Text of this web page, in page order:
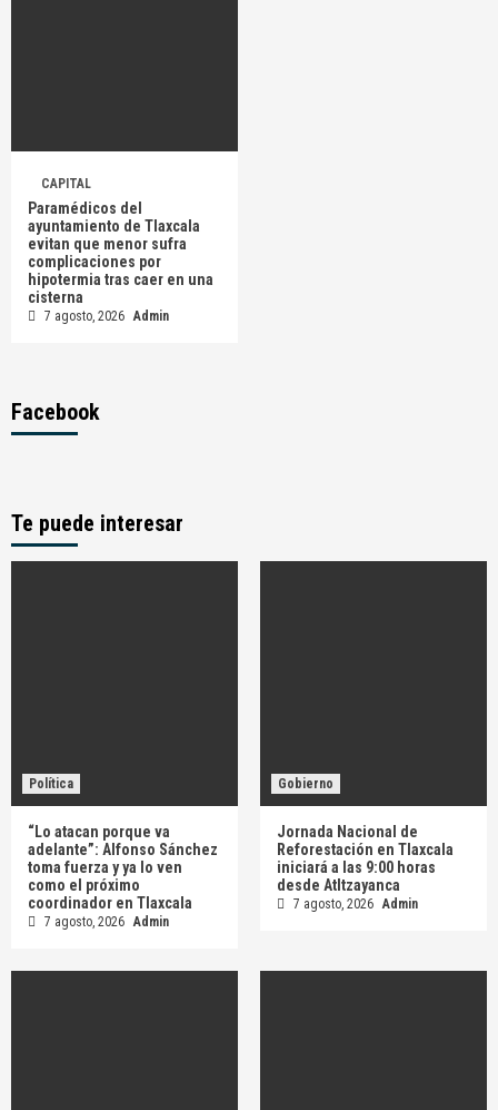
CAPITAL
Paramédicos del
ayuntamiento de Tlaxcala
evitan que menor sufra
complicaciones por
hipotermia tras caer en una
cisterna
7 agosto, 2026 Admin
Facebook
Te puede interesar
Política
“Lo atacan porque va
adelante”: Alfonso Sánchez
toma fuerza y ya lo ven
como el próximo
coordinador en Tlaxcala
7 agosto, 2026 Admin
Gobierno
Jornada Nacional de
Reforestación en Tlaxcala
iniciará a las 9:00 horas
desde Atltzayanca
7 agosto, 2026 Admin